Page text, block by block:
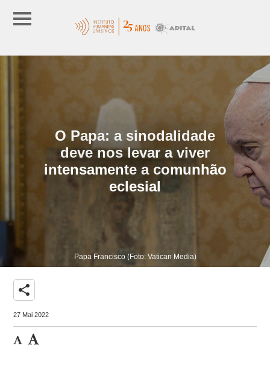
O Papa: a sinodalidade
deve nos levar a viver
intensamente a comunhão
eclesial
Papa Francisco (Foto: Vatican Media)
share
27 Mai 2022